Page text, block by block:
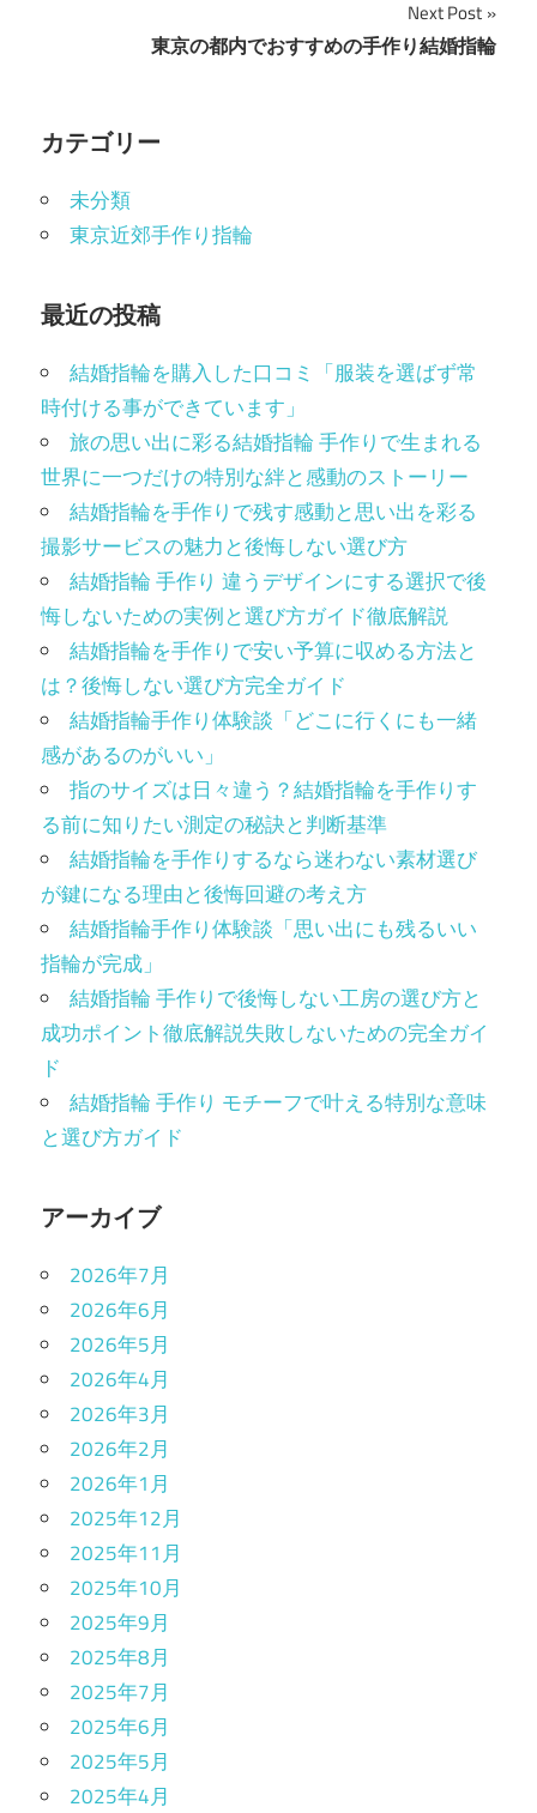
ゲ
シ
ン
Next Post
東京の都内でおすすめの手作り結婚指輪
カテゴリー
未分類
東京近郊手作り指輪
最近の投稿
結婚指輪を購入した口コミ「服装を選ばず常
時付ける事ができています」
旅の思い出に彩る結婚指輪 手作りで生まれる
世界に一つだけの特別な絆と感動のストーリー
結婚指輪を手作りで残す感動と思い出を彩る
撮影サービスの魅力と後悔しない選び方
結婚指輪 手作り 違うデザインにする選択で後
悔しないための実例と選び方ガイド徹底解説
結婚指輪を手作りで安い予算に収める方法と
は？後悔しない選び方完全ガイド
結婚指輪手作り体験談「どこに行くにも一緒
感があるのがいい」
指のサイズは日々違う？結婚指輪を手作りす
る前に知りたい測定の秘訣と判断基準
結婚指輪を手作りするなら迷わない素材選び
が鍵になる理由と後悔回避の考え方
結婚指輪手作り体験談「思い出にも残るいい
指輪が完成」
結婚指輪 手作りで後悔しない工房の選び方と
成功ポイント徹底解説失敗しないための完全ガイ
ド
結婚指輪 手作り モチーフで叶える特別な意味
と選び方ガイド
アーカイブ
2026年7月
2026年6月
2026年5月
2026年4月
2026年3月
2026年2月
2026年1月
2025年12月
2025年11月
2025年10月
2025年9月
2025年8月
2025年7月
2025年6月
2025年5月
2025年4月